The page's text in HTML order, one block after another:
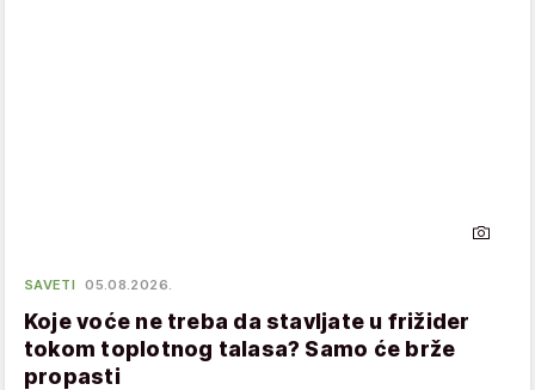
SAVETI 05.08.2026.
Koje voće ne treba da stavljate u frižider
tokom toplotnog talasa? Samo će brže
propasti